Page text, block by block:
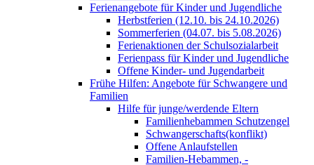
Ferienangebote für Kinder und Jugendliche
Herbstferien (12.10. bis 24.10.2026)
Sommerferien (04.07. bis 5.08.2026)
Ferienaktionen der Schulsozialarbeit
Ferienpass für Kinder und Jugendliche
Offene Kinder- und Jugendarbeit
Frühe Hilfen: Angebote für Schwangere und
Familien
Hilfe für junge/werdende Eltern
Familienhebammen Schutzengel
Schwangerschafts(konflikt)
Offene Anlaufstellen
Familien-Hebammen, -